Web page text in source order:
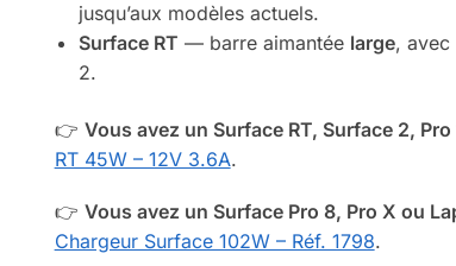
jusqu’aux modèles actuels.
Surface RT — barre aimantée large, avec
2.
👉 Vous avez un Surface RT, Surface 2, Pro
RT 45W – 12V 3.6A.
👉 Vous avez un Surface Pro 8, Pro X ou
Chargeur Surface 102W – Réf. 1798.